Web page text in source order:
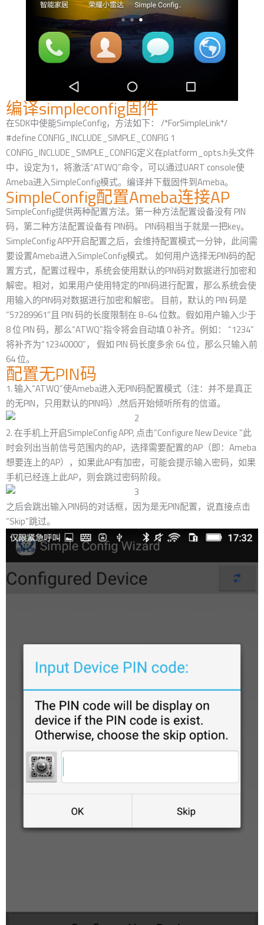
编译simpleconfig固件
在SDK中使能SimpleConfig，方法如下： /*ForSimpleLink*/
#define CONFIG_INCLUDE_SIMPLE_CONFIG 1
CONFIG_INCLUDE_SIMPLE_CONFIG定义在platform_opts.h头文件
中，设定为1，将激活“ATWQ”命令，可以通过UART console使
Ameba进入SimpleConfig模式。编译并下载固件到Ameba。
SimpleConfig配置Ameba连接AP
SimpleConfig提供两种配置方法。第一种方法配置设备没有 PIN
码，第二种方法配置设备有 PIN码。 PIN码相当于就是一把key。
SimpleConfig APP开启配置之后，会维持配置模式一分钟，此间需
要设置Ameba进入SimpleConfig模式。 如何用户选择无PIN码的配
置方式，配置过程中，系统会使用默认的PIN码对数据进行加密和
解密。相对，如果用户使用特定的PIN码进行配置，那么系统会使
用输入的PIN码对数据进行加密和解密。 目前，默认的 PIN 码是
“57289961”且 PIN 码的长度限制在 8~64 位数。假如用户输入少于
8 位 PIN 码，那么“ATWQ”指令将会自动填 0 补齐。例如： “1234”
将补齐为“12340000”， 假如 PIN 码长度多余 64 位，那么只输入前
64 位。
配置无PIN码
1. 输入“ATWQ”使Ameba进入无PIN码配置模式（注：并不是真正
的无PIN，只用默认的PIN吗）,然后开始倾听所有的信道。
2. 在手机上开启SimpleConfig APP, 点击“Configure New Device ”此
时会列出当前信号范围内的AP，选择需要配置的AP（即：Ameba
想要连上的AP），如果此AP有加密，可能会提示输入密码，如果
手机已经连上此AP，则会跳过密码阶段。
之后会跳出输入PIN码的对话框，因为是无PIN配置，说直接点击
“Skip”跳过。